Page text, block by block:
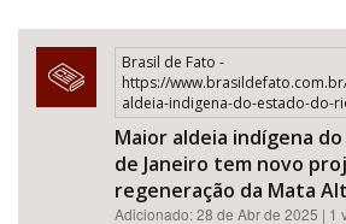
Brasil de Fato -
https://
aldeia-indigena-do-estado-do-
Maior aldeia indígena
de Janeiro tem novo
regeneração da Mata
Adicionado: 28 de Abr de 2025 | 1